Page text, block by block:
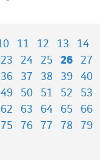
11 12 13
14
23 24 25 26
27
36 37 38 39
40
49 50 51 52
53
62 63 64 65
66
75 76 77 78
79